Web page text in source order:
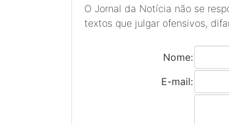
O Jornal da Notícia não se
textos que julgar ofensivos,
Nome:
E-mail: